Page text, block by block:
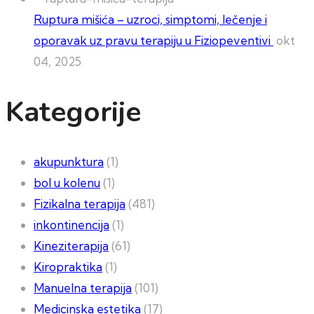
Ruptura mišića – uzroci, simptomi, lečenje i
oporavak uz pravu terapiju u Fiziopeventivi okt
04, 2025
Kategorije
akupunktura(1)
bol u kolenu(1)
Fizikalna terapija(481)
inkontinencija(1)
Kineziterapija(61)
Kiropraktika(1)
Manuelna terapija(101)
Medicinska estetika(17)